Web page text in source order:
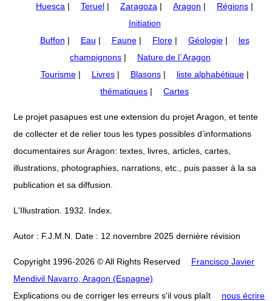
Huesca | Teruel | Zaragoza | Aragon | Régions |
Initiation
Buffon | Eau | Faune| Flore| Géologie|
les
champignons |
Nature de l´Aragon
Tourisme| Livres| Blasons| liste alphabétique|
thématiques | Cartes
Le projet pasapues est une extension du projet Aragon, et tente
de collecter et de relier tous les types possibles d’informations
documentaires sur Aragon: textes, livres, articles, cartes,
illustrations, photographies, narrations, etc., puis passer à la sa
publication et sa diffusion.
L'Illustration. 1932. Index.
Autor : F.J.M.N. Date : 12 novembre 2025 dernière révision
Copyright 1996-2026 © All Rights Reserved
Francisco Javier
Mendivil Navarro, Aragon (Espagne)
Explications ou de corriger les erreurs s'il vous plaît
nous écrire